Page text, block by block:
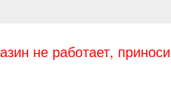
не работает,